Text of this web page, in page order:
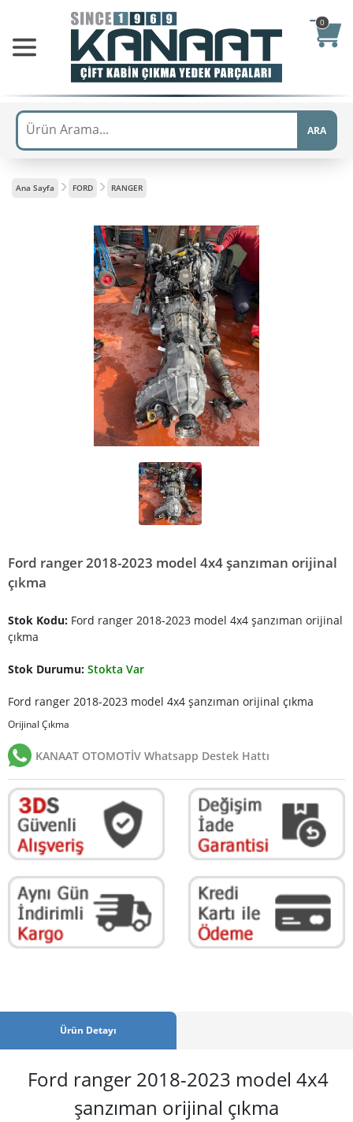
0
ARA
Ana Sayfa FORD RANGER
Ford ranger 2018-2023 model 4x4 şanzıman orijinal
çıkma
Stok Kodu: Ford ranger 2018-2023 model 4x4 şanzıman orijinal
çıkma
Stok Durumu: Stokta Var
Ford ranger 2018-2023 model 4x4 şanzıman orijinal çıkma
Orijinal Çıkma
KANAAT OTOMOTİV Whatsapp Destek Hattı
Ürün Detayı
Ford ranger 2018-2023 model 4x4
şanzıman orijinal çıkma